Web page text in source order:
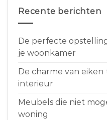
Recente berichten
De perfecte
je woonkamer
De charme van
interieur
Meubels die niet
woning